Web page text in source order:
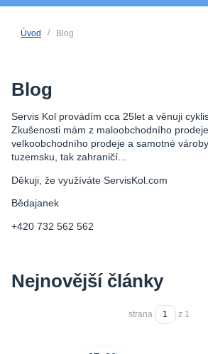
Úvod Blog
Blog
Servis Kol provádím cca 25let a věnuji
Zkušenosti mám z maloobchodního
velkoobchodního prodeje a samotné
tuzemsku, tak zahraničí...
Děkuji, že využíváte ServisKol.com
Bědajanek
+420 732 562 562
Nejnovější články
strana z 1